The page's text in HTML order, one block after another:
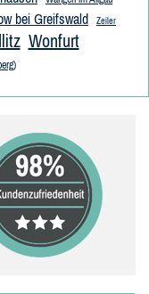
bei Greifswald Zeiler
Wonfurt